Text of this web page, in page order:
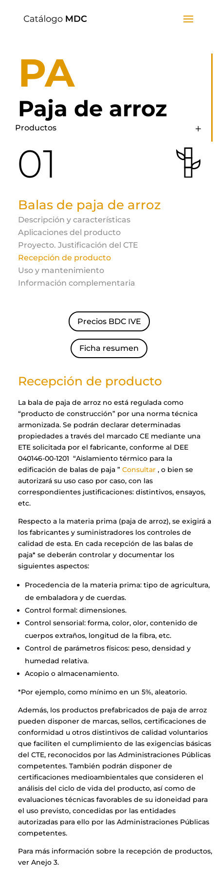
PA
Paja de arroz
Productos
01
Balas de paja de arroz
Descripción y características
Aplicaciones del producto
Proyecto. Justificación del CTE
Recepción de producto
Uso y mantenimiento
Información complementaria
Precios BDC IVE
Ficha resumen
Recepción de producto
La bala de paja de arroz no está regulada como
“producto de construcción” por una norma técnica
armonizada. Se podrán declarar determinadas
propiedades a través del marcado CE mediante una
ETE solicitada por el fabricante, conforme al DEE
040146-00-1201 “Aislamiento térmico para la
edificación de balas de paja ”Consultar , o bien se
autorizará su uso caso por caso, con las
correspondientes justificaciones: distintivos, ensayos,
etc.
Respecto a la materia prima (paja de arroz), se exigirá a
los fabricantes y suministradores los controles de
calidad de esta. En cada recepción de las balas de
paja* se deberán controlar y documentar los
siguientes aspectos:
Procedencia de la materia prima: tipo de agricultura,
de embaladora y de cuerdas.
Control formal: dimensiones.
Control sensorial: forma, color, olor, contenido de
cuerpos extraños, longitud de la fibra, etc.
Control de parámetros físicos: peso, densidad y
humedad relativa.
Acopio o almacenamiento.
*Por ejemplo, como mínimo en un 5%, aleatorio.
Además, los productos prefabricados de paja de arroz
pueden disponer de marcas, sellos, certificaciones de
conformidad u otros distintivos de calidad voluntarios
que faciliten el cumplimiento de las exigencias básicas
del CTE, reconocidos por las Administraciones Públicas
competentes. También podrán disponer de
certificaciones medioambientales que consideren el
análisis del ciclo de vida del producto, así como de
evaluaciones técnicas favorables de su idoneidad para
el uso previsto, concedidas por las entidades
autorizadas para ello por las Administraciones Públicas
competentes.
Para más información sobre la recepción de productos,
ver Anejo 3.
Categories
Uncategorized